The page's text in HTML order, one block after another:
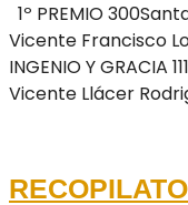
1º PREMIO
Vicente Francisco
INGENIO Y GRACIA
Vicente Llácer